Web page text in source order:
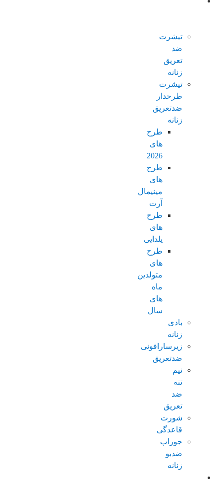
تیشرت
ضد
تعریق
زنانه
تیشرت
طرحدار
ضدتعریق
زنانه
طرح
های
2026
طرح
های
مینیمال
آرت
طرح
های
یلدایی
طرح
های
متولدین
ماه
های
سال
بادی
زنانه
زیرسارافونی
ضدتعریق
نیم
تنه
ضد
تعریق
شورت
قاعدگی
جوراب
ضدبو
زنانه